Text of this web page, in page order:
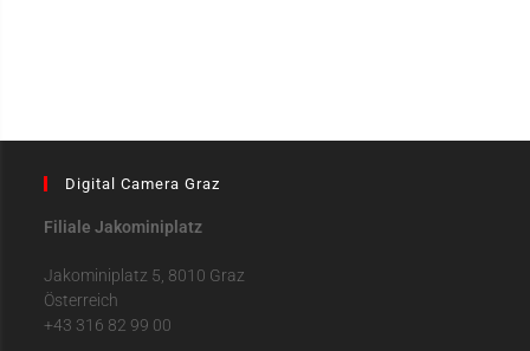
Digital Camera Graz
Filiale Jakominiplatz
Jakominiplatz 5, 8010 Graz
Österreich
+43 316 82 99 00